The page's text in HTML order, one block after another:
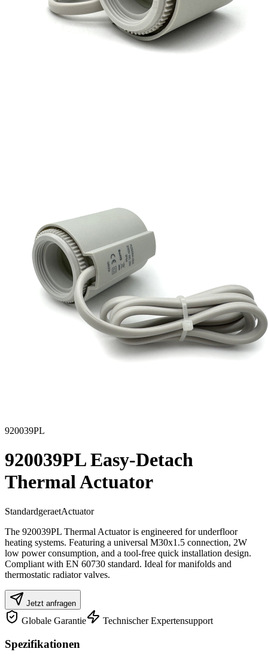
920039PL
920039PL Easy-Detach
Thermal Actuator
StandardgeraetActuator
The 920039PL Thermal Actuator is engineered for underfloor
heating systems. Featuring a universal M30x1.5 connection, 2W
low power consumption, and a tool-free quick installation design.
Compliant with EN 60730 standard. Ideal for manifolds and
thermostatic radiator valves.
Jetzt anfragen
Globale Garantie Technischer Expertensupport
Spezifikationen